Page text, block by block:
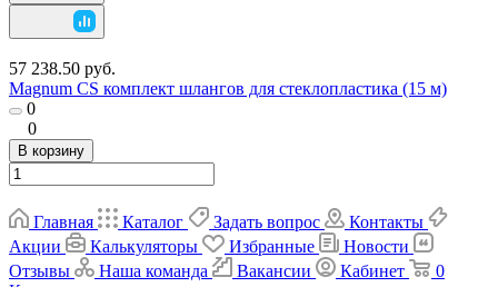
57 238.50 руб.
Magnum CS комплект шлангов для стеклопластика (15 м)
0
0
В корзину
Главная Каталог Задать вопрос
Контакты
Акции
Калькуляторы Избранные
Новости
Отзывы
Наша команда Вакансии Кабинет
0